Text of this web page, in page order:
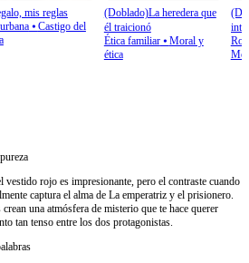
mis reglas
⦁ Castigo del
(Doblado)La heredera que
él traicionó
Ética familiar⦁ Moral y
ética
vestido rojo es impresionante, pero el contraste cuando
captura el alma de La emperatriz y el prisionero.
una atmósfera de misterio que te hace querer
tan tenso entre los dos protagonistas.